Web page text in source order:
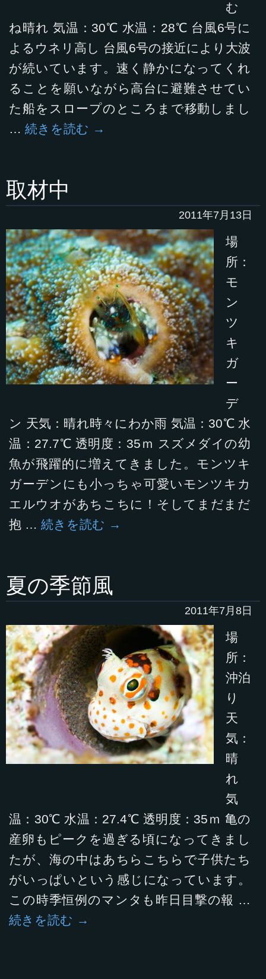
む
ね晴れ 気温：30℃ 水温：28℃ 台風6号に
よるウネリ高し 台風6号の接近により大波
が続いています。速く静かになってくれ
ることを願いながら高台に避難させてい
た船をスロープのところまで移動しまし
… 続きを読む →
取材中
2011年7月13日
場
所：
モ
ン
ツ
キ
ガ
ー
デ
ン 天気：晴れ時々にわか雨 気温：30℃ 水
温：27.7℃ 透明度：35ｍ スズメダイの幼
魚が飛躍的に増えてきました。モンツキ
ガーデンにも小っちゃ可愛いモンツキカ
エルウオがあちこちに！そしてまだまだ
抱 … 続きを読む →
夏の季節風
2011年7月8日
場
所：
沖泊
り
天
気：
晴
れ
気
温：30℃ 水温：27.4℃ 透明度：35ｍ 亀の
産卵もピークを過ぎる頃になってきまし
たが、海の中はあちらこちらで子供たち
がいっぱいという感じになっています。
この時季恒例のマンタも昨日目撃の報 …
続きを読む →